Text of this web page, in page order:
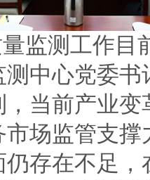
监测工作目
中心党委书
当前产业变
场监管支撑
存在不足，